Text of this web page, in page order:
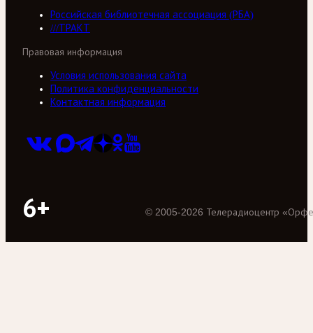
Российская библиотечная ассоциация (РБА)
///ТРАКТ
Правовая информация
Условия использования сайта
Политика конфиденциальности
Контактная информация
6+ © 2005-2026 Телерадиоцентр